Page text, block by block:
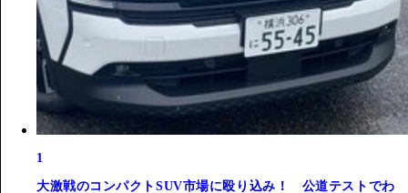
1
大激戦のコンパクトSUV市場に殴り込み！ 公道テストでわ